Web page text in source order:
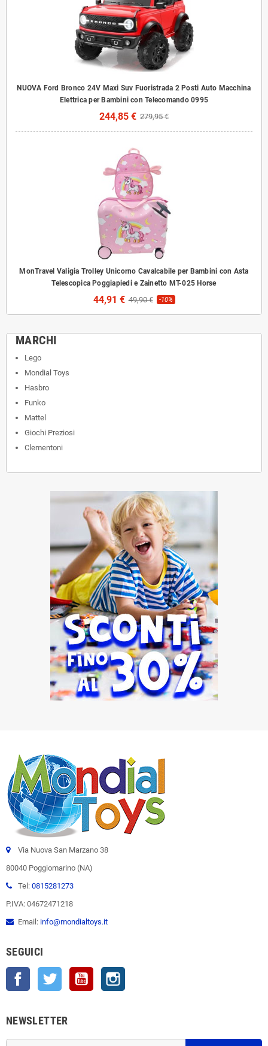
NUOVA Ford Bronco 24V Maxi Suv Fuoristrada 2 Posti Auto Macchina
Elettrica per Bambini con Telecomando 0995
244,85 € 279,95 €
MonTravel Valigia Trolley Unicorno Cavalcabile per Bambini con Asta
Telescopica Poggiapiedi e Zainetto MT-025 Horse
44,91 € 49,90 € -10%
MARCHI
Lego
Mondial Toys
Hasbro
Funko
Mattel
Giochi Preziosi
Clementoni
Via Nuova San Marzano 38
80040 Poggiomarino (NA)
Tel: 0815281273
P.IVA: 04672471218
Email: info@mondialtoys.it
SEGUICI
Facebook Twitter YouTube
NEWSLETTER